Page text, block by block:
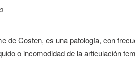
de Costen, es una patología, con
o incomodidad de la articulación